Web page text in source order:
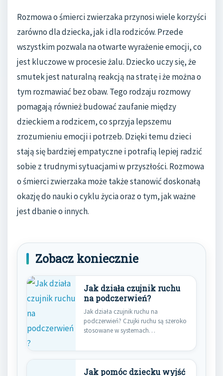
Rozmowa o śmierci zwierzaka przynosi wiele korzyści
zarówno dla dziecka, jak i dla rodziców. Przede
wszystkim pozwala na otwarte wyrażenie emocji, co
jest kluczowe w procesie żalu. Dziecko uczy się, że
smutek jest naturalną reakcją na stratę i że można o
tym rozmawiać bez obaw. Tego rodzaju rozmowy
pomagają również budować zaufanie między
dzieckiem a rodzicem, co sprzyja lepszemu
zrozumieniu emocji i potrzeb. Dzięki temu dzieci
stają się bardziej empatyczne i potrafią lepiej radzić
sobie z trudnymi sytuacjami w przyszłości. Rozmowa
o śmierci zwierzaka może także stanowić doskonałą
okazję do nauki o cyklu życia oraz o tym, jak ważne
jest dbanie o innych.
Zobacz koniecznie
Jak działa czujnik ruchu
na podczerwień?
Jak działa czujnik ruchu na
podczerwień? Czujki ruchu są szeroko
stosowane w systemach
Jak pomóc dziecku wyjść